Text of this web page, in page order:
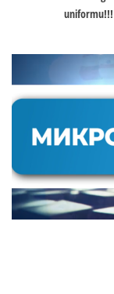
uniformu!!!